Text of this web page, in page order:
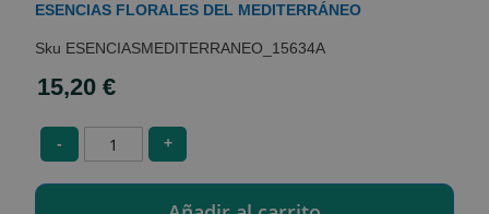
gallery
ESENCIAS FLORALES DEL MEDITERRÁNEO
ESENCIASMEDITERRANEO_15634A
15,20 €
- +